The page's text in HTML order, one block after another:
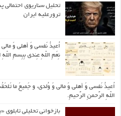
تحلیل سناریوی احتمالی
ترورعلیه ایران
اُعیذُ نَفسی وَ أهلی وَ
نِعَمِ اللّهِ عِندی بِبِسمِ اللّهِ
اُعیذُ نَفسی وَ أهلی وَ مالی وَ وُلدی، و جَمیعَ ما
اللّهِ الرَّحمنِ الرَّحیمِ.
بازخوانی تحلیلی تابلوی